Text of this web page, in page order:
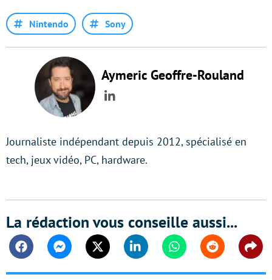
Nintendo Sony
Aymeric Geoffre-Rouland
LinkedIn
Journaliste indépendant depuis 2012, spécialisé en
tech, jeux vidéo, PC, hardware.
La rédaction vous conseille aussi...
FacebookMessengerTwitter Linkedin WhatsappReddit